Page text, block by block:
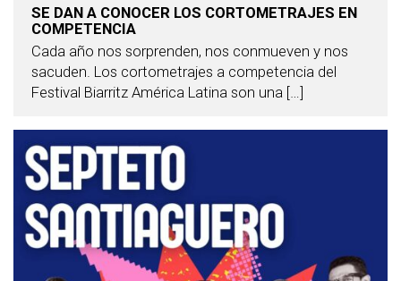
SE DAN A CONOCER LOS CORTOMETRAJES EN
COMPETENCIA
Cada año nos sorprenden, nos conmueven y nos
sacuden. Los cortometrajes a competencia del
Festival Biarritz América Latina son una […]